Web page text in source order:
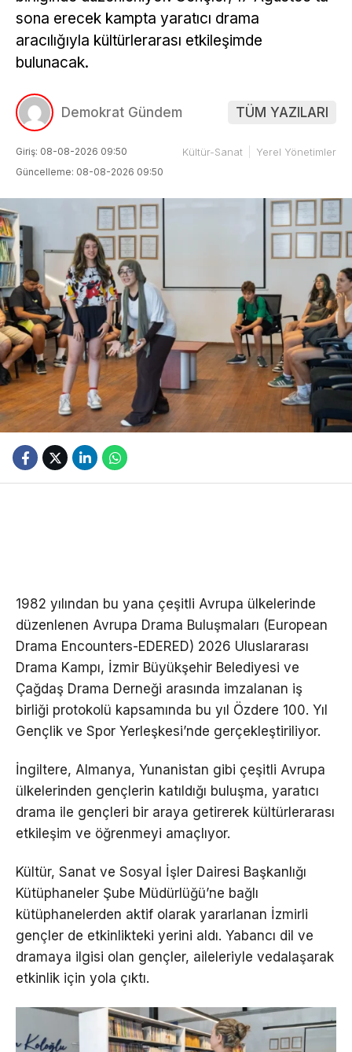
sona erecek kampta yaratıcı drama
aracılığıyla kültürlerarası etkileşimde
bulunacak.
Demokrat Gündem TÜM YAZILARI
Giriş: 08-08-2026 09:50
Güncelleme: 08-08-2026 09:50
Kültür-Sanat Yerel Yönetimler
1982 yılından bu yana çeşitli Avrupa ülkelerinde
düzenlenen Avrupa Drama Buluşmaları (European
Drama Encounters-EDERED) 2026 Uluslararası
Drama Kampı, İzmir Büyükşehir Belediyesi ve
Çağdaş Drama Derneği arasında imzalanan iş
birliği protokolü kapsamında bu yıl Özdere 100. Yıl
Gençlik ve Spor Yerleşkesi’nde gerçekleştiriliyor.
İngiltere, Almanya, Yunanistan gibi çeşitli Avrupa
ülkelerinden gençlerin katıldığı buluşma, yaratıcı
drama ile gençleri bir araya getirerek kültürlerarası
etkileşim ve öğrenmeyi amaçlıyor.
Kültür, Sanat ve Sosyal İşler Dairesi Başkanlığı
Kütüphaneler Şube Müdürlüğü’ne bağlı
kütüphanelerden aktif olarak yararlanan İzmirli
gençler de etkinlikteki yerini aldı. Yabancı dil ve
dramaya ilgisi olan gençler, aileleriyle vedalaşarak
etkinlik için yola çıktı.